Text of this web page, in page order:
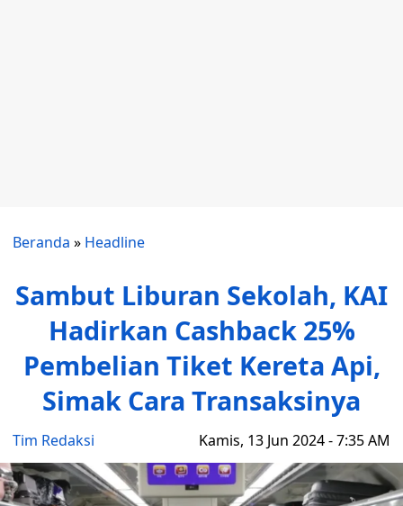
Beranda » Headline
Sambut Liburan Sekolah, KAI
Hadirkan Cashback 25%
Pembelian Tiket Kereta Api,
Simak Cara Transaksinya
Tim Redaksi Kamis, 13 Jun 2024 - 7:35 AM